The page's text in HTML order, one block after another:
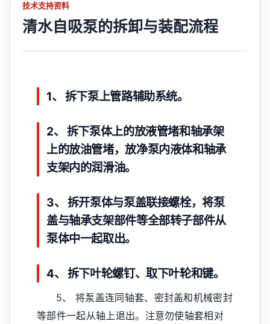
技术支持资料
清水自吸泵的拆卸与装配流程
1、 拆下泵上管路辅助系统。
2、 拆下泵体上的放液管堵和轴承架
上的放油管堵，放净泵内液体和轴承
支架内的润滑油。
3、 拆开泵体与泵盖联接螺栓，将泵
盖与轴承支架部件等全部转子部件从
泵体中一起取出。
4、 拆下叶轮螺钉、取下叶轮和键。
5、 将泵盖连同轴套、密封盖和机械密封
等部件一起从轴上退出。注意勿使轴套相对